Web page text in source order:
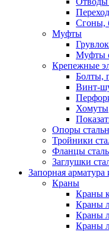
Сгоны,
Муфты
Муфты
Крепежные
Болты,
Винт-
Хомуты
Опоры
Тройники
Фланцы
Заглушки
Запорная
Краны
Краны
Краны
Краны
Краны